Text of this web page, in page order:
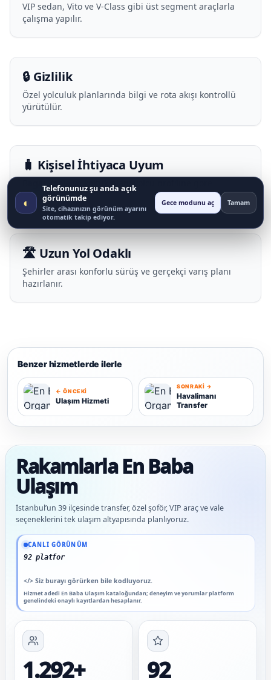
VIP sedan, Vito ve V-Class gibi üst segment araçlarla
çalışma yapılır.
🔒 Gizlilik
Özel yolculuk planlarında bilgi ve rota akışı kontrollü
yürütülür.
🧳 Kişisel İhtiyaca Uyum
Bagaj, mola ve koltuk planı yolcu profiline göre
uyarlanır.
🛣️ Uzun Yol Odaklı
Şehirler arası konforlu sürüş ve gerçekçi varış planı
hazırlanır.
Benzer hizmetlerde ilerle
← ÖNCEKI
Ulaşım Hizmeti
SONRAKI →
Havalimanı
Transfer
Rakamlarla En Baba
Ulaşım
İstanbul’un 39 ilçesinde transfer, özel şoför, VIP araç ve vale
seçeneklerini tek ulaşım altyapısında planlıyoruz.
CANLI GÖRÜNÜM
92 platform genelinde onaylı
</> Siz burayı görürken bile kodluyoruz.
Hizmet adedi En Baba Ulaşım kataloğundan; deneyim ve yorumlar platform
genelindeki onaylı kayıtlardan hesaplanır.
Güncel veriler: 1.292+ En Baba ağı hizmet deneyimi; 92 platform genelinde
1.292+ 92
◐
Telefonunuz şu anda açık
görünümde
Site, cihazınızın görünüm ayarını
otomatik takip ediyor.
Gece modunu aç Tamam